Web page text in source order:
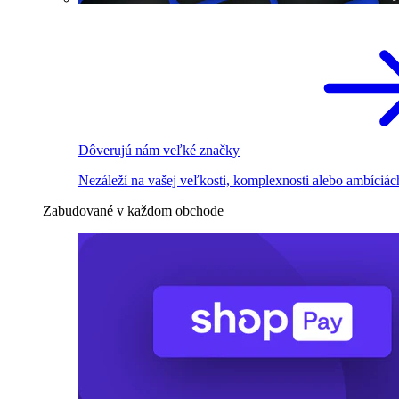
Dôverujú nám veľké značky
Nezáleží na vašej veľkosti, komplexnosti alebo
Zabudované v každom obchode